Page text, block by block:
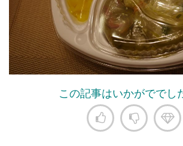
この記事はいかがででし